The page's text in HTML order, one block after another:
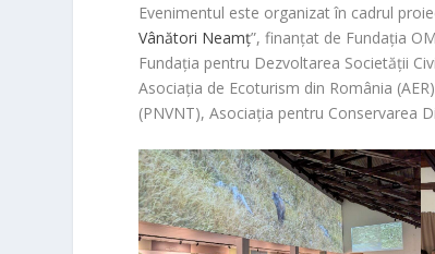
Evenimentul este organizat în cadrul
Vânători Neamț”, finanțat de Fundația
Fundația pentru Dezvoltarea Societății
Asociația de Ecoturism din România
(PNVNT), Asociația pentru Conservarea